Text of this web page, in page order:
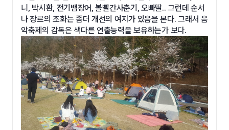
니, 박시환, 전기뱀장어, 볼빨간사춘기, 오빠딸.. 그런데 순서
나 장르의 조화는 좀더 개선의 여지가 있음을 본다. 그래서 음
악축제의 감독은 색다른 연출능력을 보유하는가 보다.